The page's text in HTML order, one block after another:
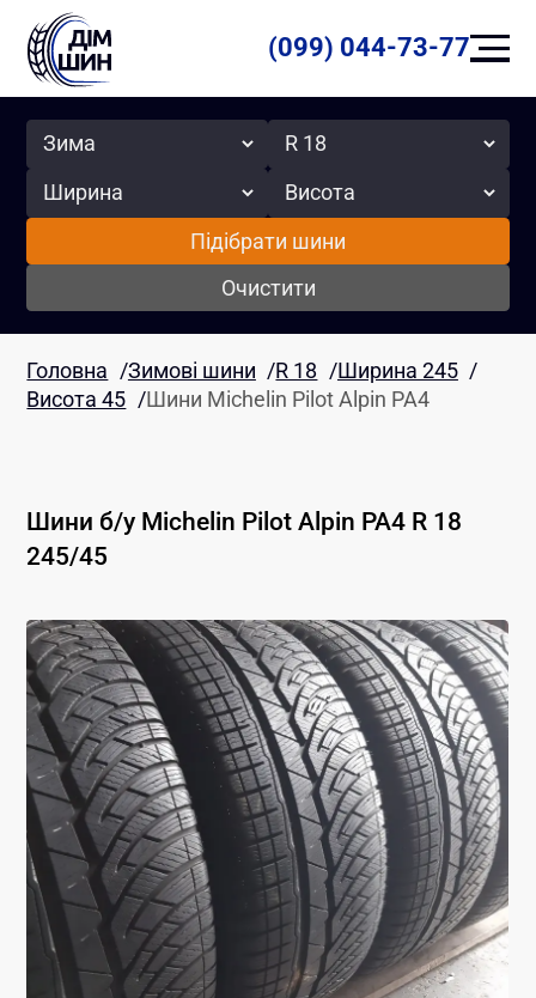
(099) 044-73-77
Сезон Радіус
Ширина Висота
Підібрати шини
Очистити
Головна /Зимові шини /R 18 /Ширина 245 /
Висота 45 /Шини Michelin Pilot Alpin PA4
Шини б/у Michelin Pilot Alpin PA4 R 18
245/45